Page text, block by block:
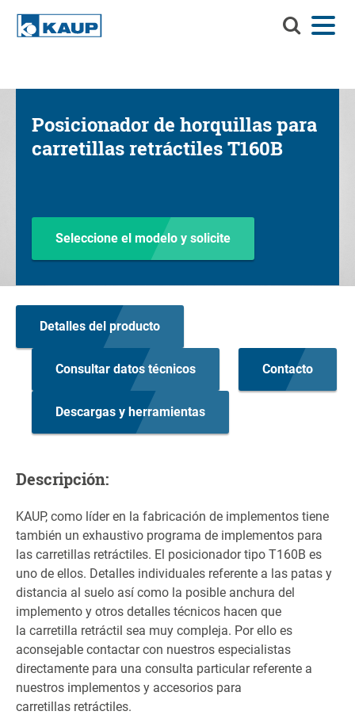
BuscarMenú
Implementos
Soluciones de manejo de materiales
Servicios
Compañía
Carrera profesional en KAUP
Buscador de productos
Capacidad residual
Posicionador de horquillas para
carretillas retráctiles T160B
Seleccione el modelo y solicite
Detalles del producto
Consultar datos técnicos Contacto
Descargas y herramientas
Descripción:
KAUP, como líder en la fabricación de implementos tiene
también un exhaustivo programa de implementos para
las carretillas retráctiles. El posicionador tipo T160B es
uno de ellos. Detalles individuales referente a las patas y
distancia al suelo así como la posible anchura del
implemento y otros detalles técnicos hacen que
la carretilla retráctil sea muy compleja. Por ello es
aconsejable contactar con nuestros especialistas
directamente para una consulta particular referente a
nuestros implementos y accesorios para
carretillas retráctiles.